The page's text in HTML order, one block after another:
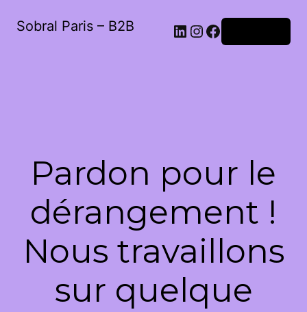
Sobral Paris – B2B LinkedIn
Instagram
Facebook
Pardon pour le
dérangement !
Nous travaillons
sur quelque